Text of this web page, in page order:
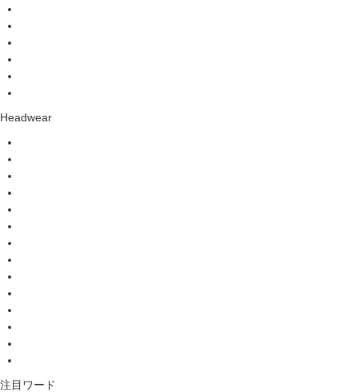
Headwear
注目ワード